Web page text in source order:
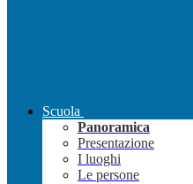
Scuola
Panoramica
Presentazione
I luoghi
Le persone